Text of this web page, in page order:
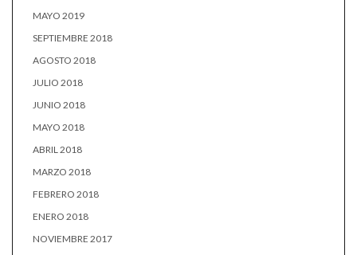
MAYO 2019
SEPTIEMBRE 2018
AGOSTO 2018
JULIO 2018
JUNIO 2018
MAYO 2018
ABRIL 2018
MARZO 2018
FEBRERO 2018
ENERO 2018
NOVIEMBRE 2017